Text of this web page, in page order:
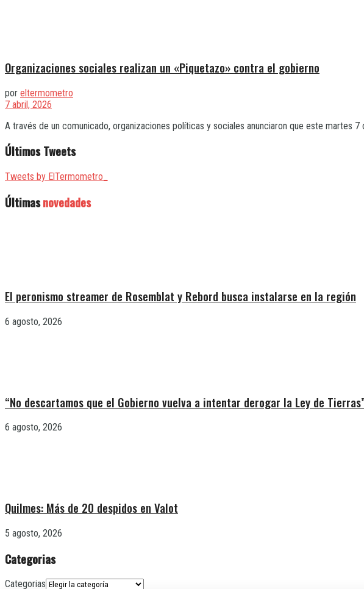
Organizaciones sociales realizan un «Piquetazo» contra el gobierno
por eltermometro
7 abril, 2026
A través de un comunicado, organizaciones políticas y sociales anunciaron que este martes 7
Últimos Tweets
Tweets by ElTermometro_
Últimasnovedades
El peronismo streamer de Rosemblat y Rebord busca instalarse en la región
6 agosto, 2026
“No descartamos que el Gobierno vuelva a intentar derogar la Ley de
6 agosto, 2026
Quilmes: Más de 20 despidos en Valot
5 agosto, 2026
Categorias
Categorias